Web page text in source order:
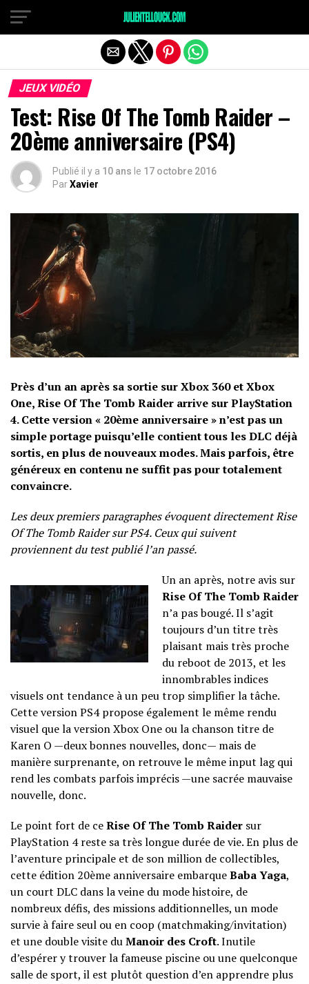
JEUX VIDÉO
Test: Rise Of The Tomb Raider –
20ème anniversaire (PS4)
Publié il y a 10 ans le 17 octobre 2016
ParXavier
Près d’un an après sa sortie sur Xbox 360 et Xbox
One, Rise Of The Tomb Raider arrive sur PlayStation
4. Cette version « 20ème anniversaire » n’est pas un
simple portage puisqu’elle contient tous les DLC déjà
sortis, en plus de nouveaux modes. Mais parfois, être
généreux en contenu ne suffit pas pour totalement
convaincre.
Les deux premiers paragraphes évoquent directement Rise
Of The Tomb Raider sur PS4. Ceux qui suivent
proviennent du test publié l’an passé.
Un an après, notre avis sur
Rise Of The Tomb Raider
n’a pas bougé. Il s’agit
toujours d’un titre très
plaisant mais très proche
du reboot de 2013, et les
innombrables indices
visuels ont tendance à un peu trop simplifier la tâche.
Cette version PS4 propose également le même rendu
visuel que la version Xbox One ou la chanson titre de
Karen O —deux bonnes nouvelles, donc— mais de
manière surprenante, on retrouve le même input lag qui
rend les combats parfois imprécis —une sacrée mauvaise
nouvelle, donc.
Le point fort de ceRise Of The Tomb Raider sur
PlayStation 4 reste sa très longue durée de vie. En plus de
l’aventure principale et de son million de collectibles,
cette édition 20ème anniversaire embarqueBaba Yaga,
un court DLC dans la veine du mode histoire, de
nombreux défis, des missions additionnelles, un mode
survie à faire seul ou en coop (matchmaking/invitation)
et une double visite duManoir des Croft. Inutile
d’espérer y trouver la fameuse piscine ou une quelconque
salle de sport, il est plutôt question d’en apprendre plus